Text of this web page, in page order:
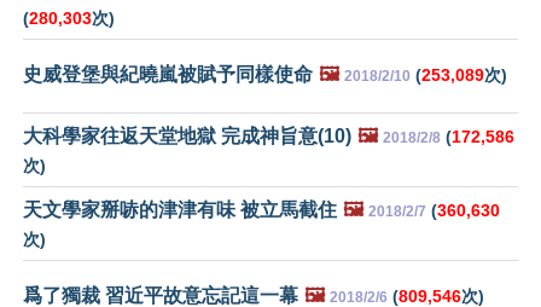
(280,303次)
史威登堡與紀曉嵐被賦予同樣使命 🖼️ 2018/2/10 (253,089次)
大科學家往返天堂地獄 完成神旨意(10) 🖼️ 2018/2/8 (172,586
次)
天文學家掰哧的津津有味 被立馬截住 🖼️ 2018/2/7 (360,630
次)
爲了獨裁 習近平故意忘記這一幕 🖼️ 2018/2/6 (809,546次)